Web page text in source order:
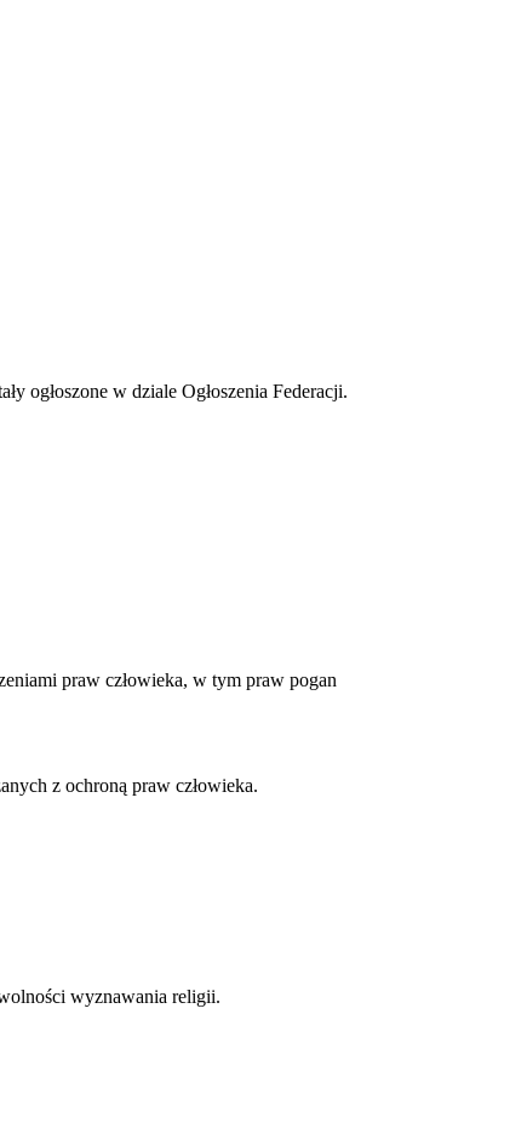
ogłoszone w dziale Ogłoszenia Federacji.
praw człowieka, w tym praw pogan
z ochroną praw człowieka.
wyznawania religii.